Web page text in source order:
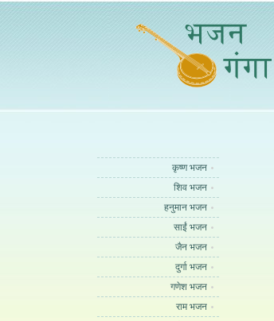
कृष्ण भजन
शिव भजन
हनुमान भजन
साईं भजन
जैन भजन
दुर्गा भजन
गणेश भजन
राम भजन